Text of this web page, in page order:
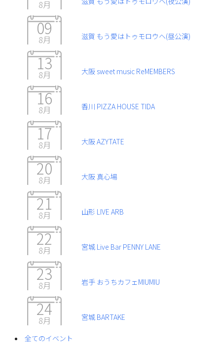
8月
09
8月 滋賀 もう愛はトゥモロウヘ(昼公演)
13
8月 大阪 sweet music ReMEMBERS
16
8月 香川 PIZZA HOUSE TIDA
17
8月 大阪 AZYTATE
20
8月 大阪 真心場
21
8月 山形 LIVE ARB
22
8月 宮城 Live Bar PENNY LANE
23
8月 岩手 おうちカフェMIUMIU
24
8月 宮城 BARTAKE
全てのイベント